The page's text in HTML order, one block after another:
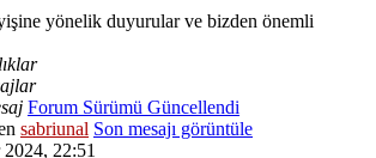
yönelik duyurular ve bizden önemli
Forum Sürümü Güncellendi
sabriunal Son mesajı görüntüle
22:51